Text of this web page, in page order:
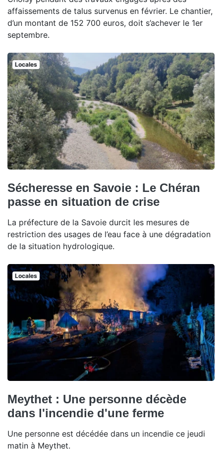
affaissements de talus survenus en février. Le chantier,
d’un montant de 152 700 euros, doit s’achever le 1er
septembre.
Locales
Sécheresse en Savoie : Le Chéran
passe en situation de crise
La préfecture de la Savoie durcit les mesures de
restriction des usages de l’eau face à une dégradation
de la situation hydrologique.
Locales
Meythet : Une personne décède
dans l'incendie d'une ferme
Une personne est décédée dans un incendie ce jeudi
matin à Meythet.